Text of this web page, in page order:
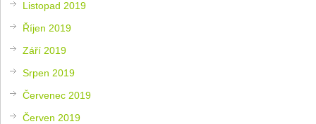
Listopad 2019
Říjen 2019
Září 2019
Srpen 2019
Červenec 2019
Červen 2019